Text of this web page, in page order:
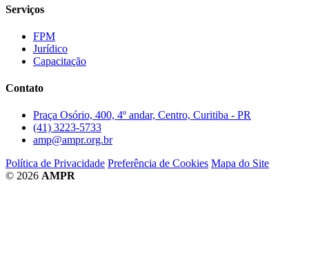
Serviços
FPM
Jurídico
Capacitação
Contato
Praça Osório, 400, 4º andar, Centro, Curitiba - PR
(41) 3223-5733
amp@ampr.org.br
Política de Privacidade Preferência de Cookies Mapa do Site
© 2026 AMPR